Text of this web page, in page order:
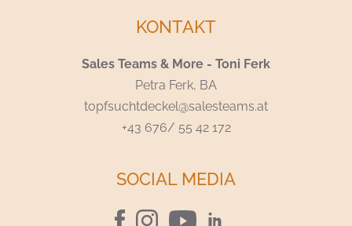
SOCIAL MEDIA
KONTAKT
Sales Teams & More - Toni Ferk
Petra Ferk, BA
topfsuchtdeckel@salesteams.at
+43 676/ 55 42 172